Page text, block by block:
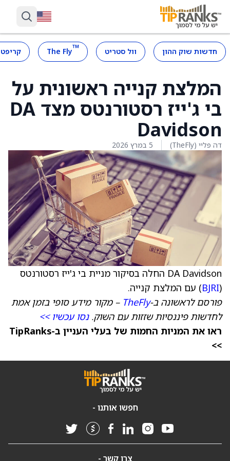
חדשות שוק ההון וול סטריט ™
The Fly
המלצת קנייה ראשונית על
בי ג'ייז רסטורנטס מצד DA
Davidson
דה פליי (TheFly) 5 במרץ 2026
DA Davidson החלה בסיקור מניית בי ג'ייז רסטורנטס
(
BJRI) עם המלצת קנייה.
פורסם לראשונה ב-TheFly – מקור מידע סופי בזמן אמת
לחדשות פיננסיות שזזות עם השוק.נסו עכשיו >>
ראו את המניות החמות של בעלי העניין ב-TipRanks
>>
חפשו אותנו -
צרו קשר -